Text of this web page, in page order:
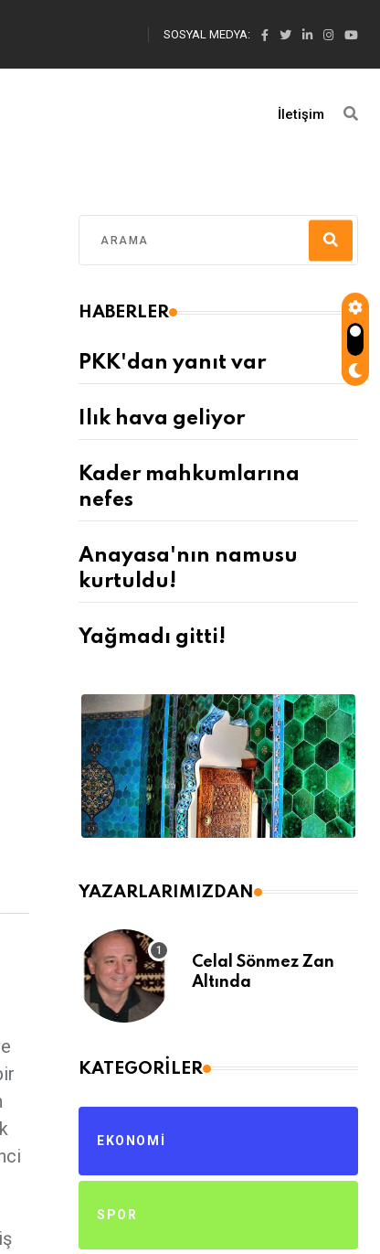
SOSYAL MEDYA:
İletişim
HABERLER
PKK'dan yanıt var
Ilık hava geliyor
Kader mahkumlarına
nefes
Anayasa'nın namusu
kurtuldu!
Yağmadı gitti!
YAZARLARIMIZDAN
Celal Sönmez Zan
Altında
KATEGORILER
EKONOMI
SPOR